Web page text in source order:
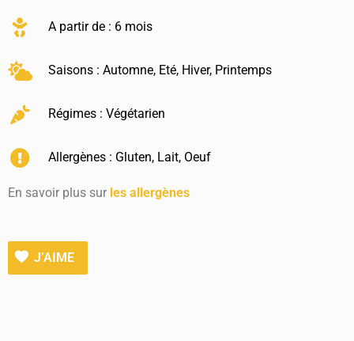
A partir de : 6 mois
Saisons :Automne, Eté, Hiver, Printemps
Régimes :Végétarien
Allergènes : Gluten, Lait, Oeuf
En savoir plus sur les allergènes
J’AIME